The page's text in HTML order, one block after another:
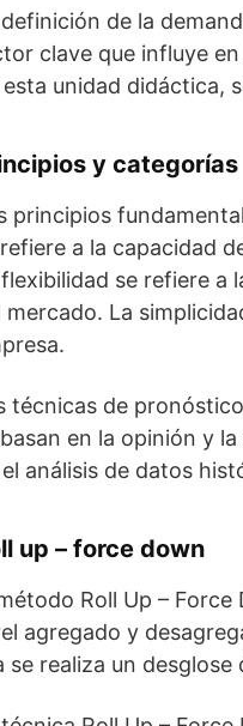
de la
clave que influye
esta unidad didáctica,
y categorías
principios
a la capacidad
se refiere a
mercado. La
técnicas de
en la opinión y
análisis de datos
up – force down
Roll Up –
agregado y
se realiza un